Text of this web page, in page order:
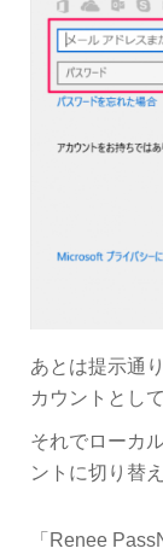
あとは提示通
カウントとし
それでローカ
ントに切り替
「Renee